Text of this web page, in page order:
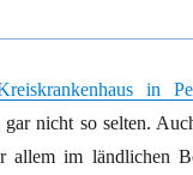
in
nicht so selten.
allem im ländlichen